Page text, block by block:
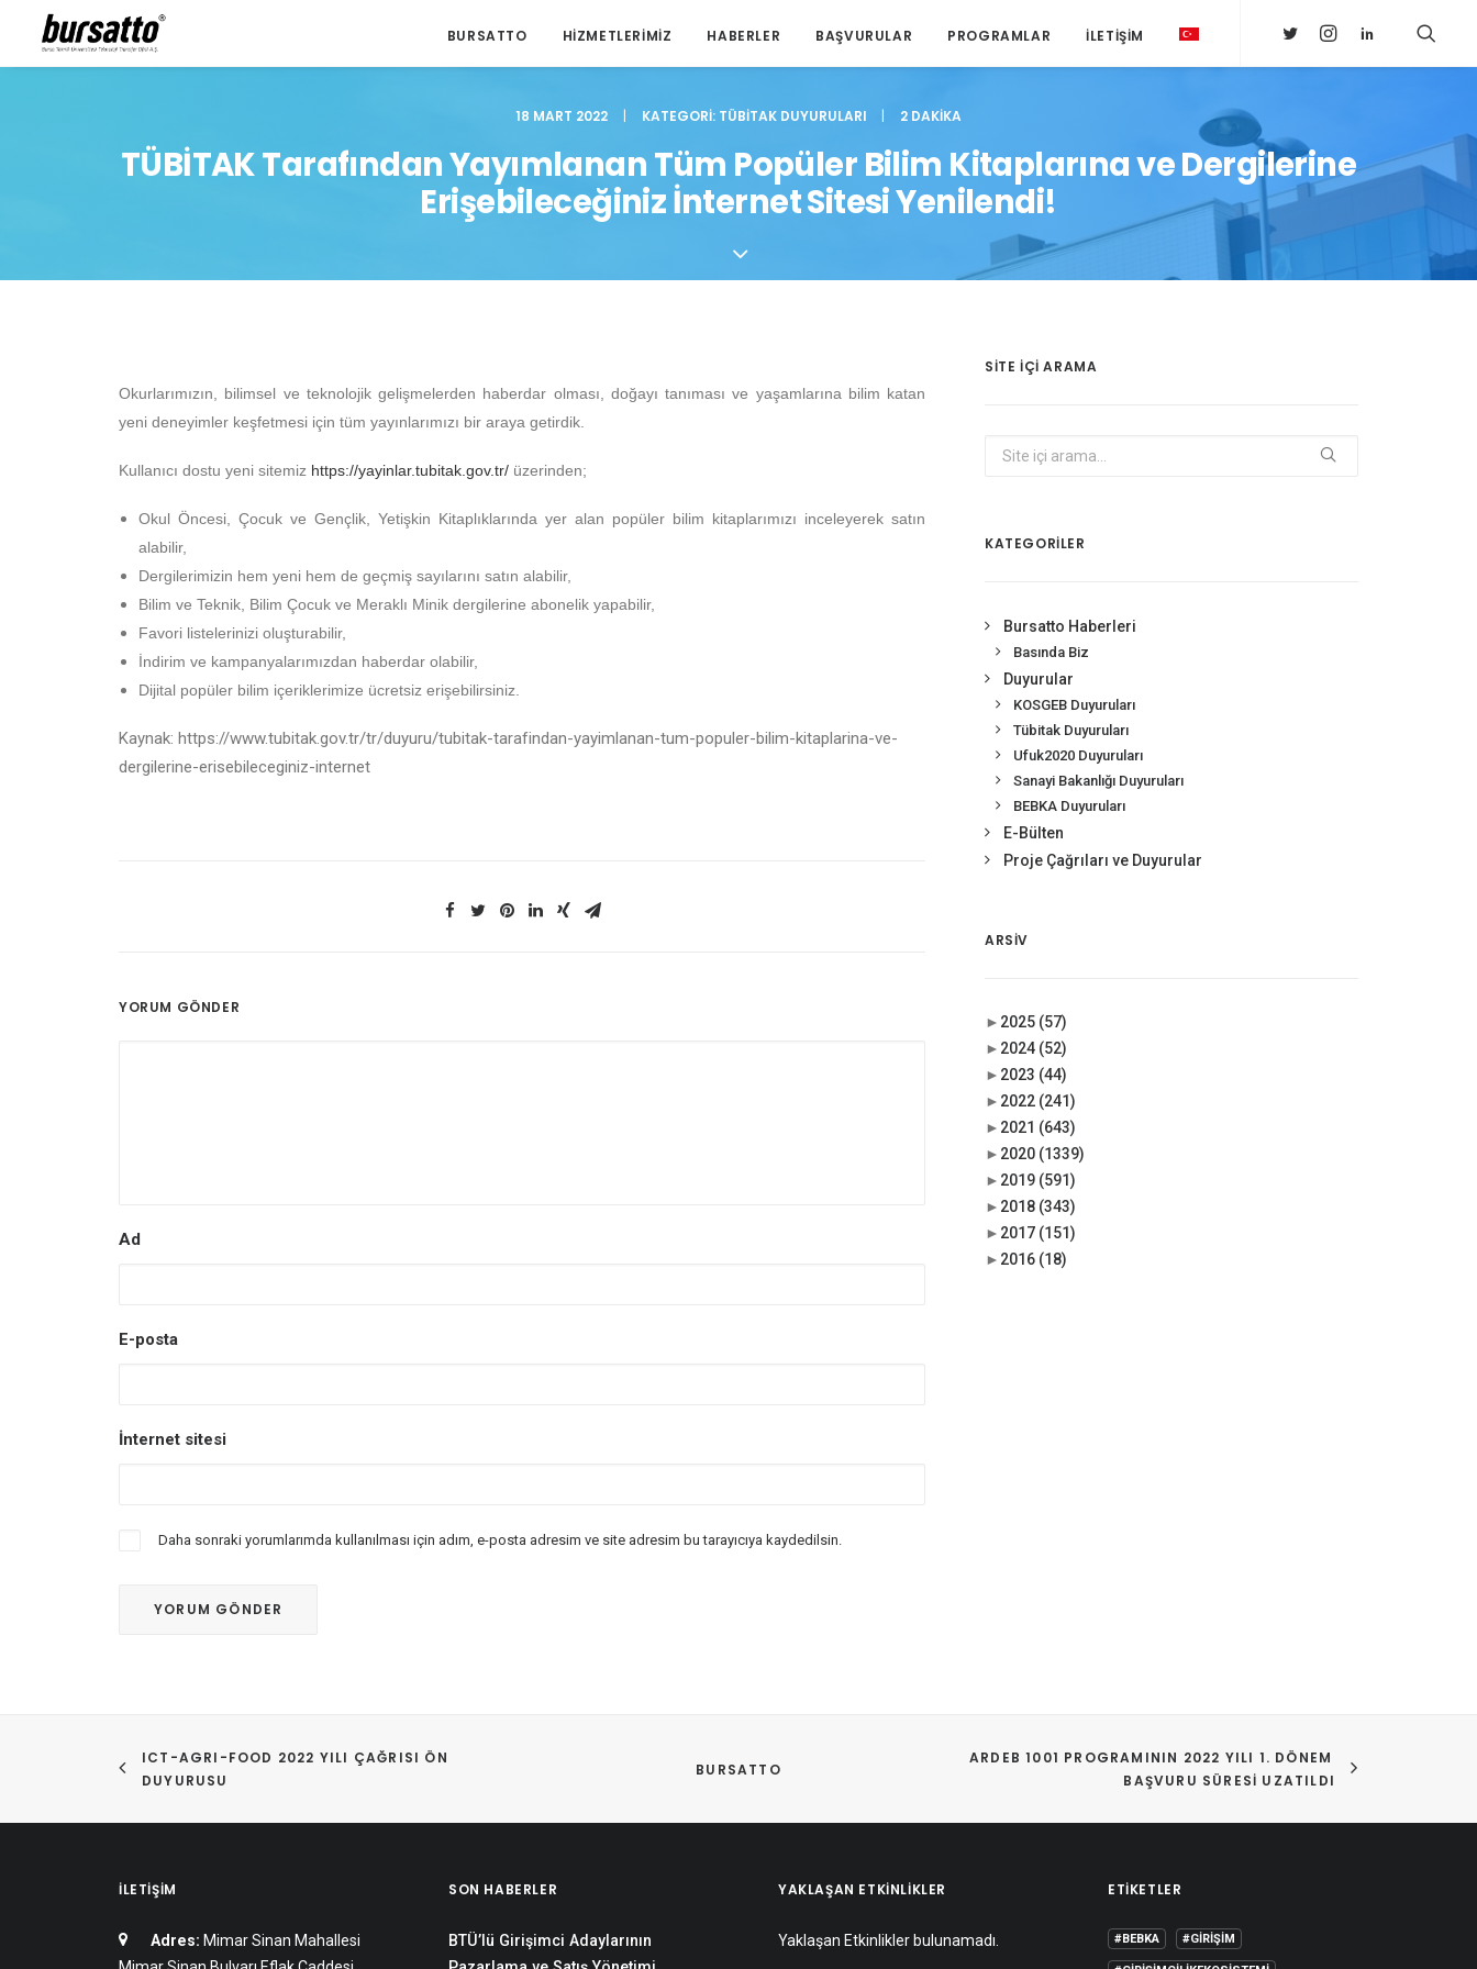
BURSATTO HIZMETLERIMIZ HABERLER BAŞVURULAR PROGRAMLAR İLETIŞIM
18 MART 2022 | KATEGORI: TÜBITAK DUYURULARI | 2 DAKIKA
TÜBİTAK Tarafından Yayımlanan Tüm Popüler Bilim Kitaplarına ve Dergilerine
Erişebileceğiniz İnternet Sitesi Yenilendi!
Okurlarımızın, bilimsel ve teknolojik gelişmelerden haberdar olması, doğayı tanıması ve yaşamlarına bilim katan
yeni deneyimler keşfetmesi için tüm yayınlarımızı bir araya getirdik.
Kullanıcı dostu yeni sitemiz https://yayinlar.tubitak.gov.tr/ üzerinden;
Okul Öncesi, Çocuk ve Gençlik, Yetişkin Kitaplıklarında yer alan popüler bilim kitaplarımızı inceleyerek satın
alabilir,
Dergilerimizin hem yeni hem de geçmiş sayılarını satın alabilir,
Bilim ve Teknik, Bilim Çocuk ve Meraklı Minik dergilerine abonelik yapabilir,
Favori listelerinizi oluşturabilir,
İndirim ve kampanyalarımızdan haberdar olabilir,
Dijital popüler bilim içeriklerimize ücretsiz erişebilirsiniz.
Kaynak: https://www.tubitak.gov.tr/tr/duyuru/tubitak-tarafindan-yayimlanan-tum-populer-bilim-kitaplarina-ve-
dergilerine-erisebileceginiz-internet
YORUM GÖNDER
Ad
E-posta
İnternet sitesi
Daha sonraki yorumlarımda kullanılması için adım, e-posta adresim ve site adresim bu tarayıcıya kaydedilsin.
SITE IÇI ARAMA
KATEGORİLER
Bursatto Haberleri
Basında Biz
Duyurular
KOSGEB Duyuruları
Tübitak Duyuruları
Ufuk2020 Duyuruları
Sanayi Bakanlığı Duyuruları
BEBKA Duyuruları
E-Bülten
Proje Çağrıları ve Duyurular
ARSIV
► 2025 (57)
► 2024 (52)
► 2023 (44)
► 2022 (241)
► 2021 (643)
► 2020 (1339)
► 2019 (591)
► 2018 (343)
► 2017 (151)
► 2016 (18)
ICT-AGRI-FOOD 2022 YILI ÇAĞRISI ÖN
DUYURUSU
BURSATTO
ARDEB 1001 PROGRAMININ 2022 YILI 1. DÖNEM
BAŞVURU SÜRESI UZATILDI
İLETIŞIM
Adres: Mimar Sinan Mahallesi
SON HABERLER
BTÜ’lü Girişimci Adaylarının
YAKLAŞAN ETKINLIKLER
Yaklaşan Etkinlikler bulunamadı.
ETIKETLER
#BEBKA #GIRIŞIM